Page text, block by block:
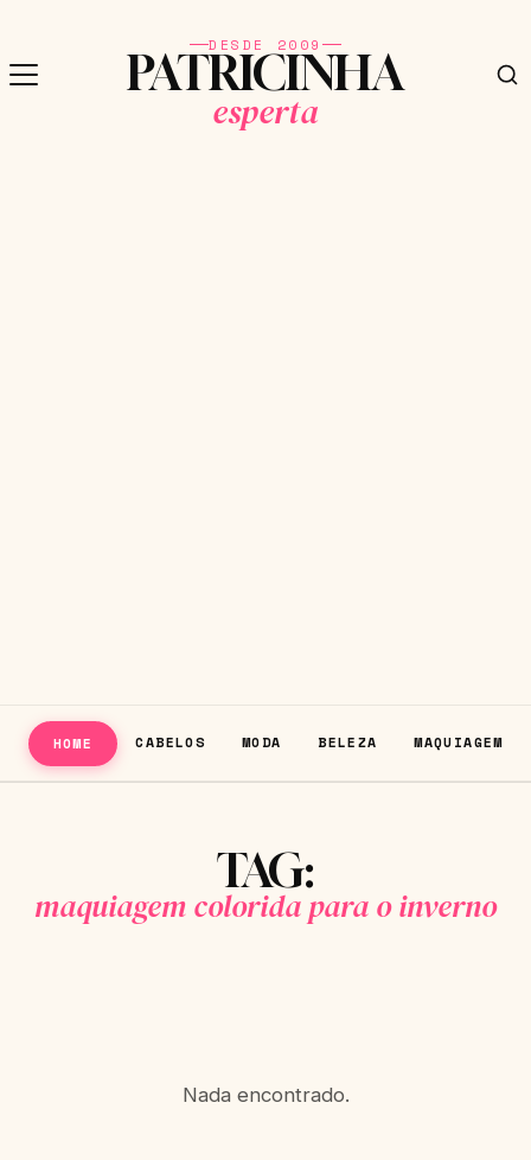
DESDE 2009
PATRICINHA
esperta
HOME CABELOS MODA BELEZA MAQUIAGEM
TAG:
maquiagem colorida para o inverno
Nada encontrado.